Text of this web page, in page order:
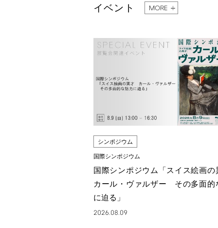
イベント MORE
シンポジウム
国際シンポジウム
国際シンポジウム「スイス絵画
カール・ヴァルザー その多面的
に迫る」
2026.08.09